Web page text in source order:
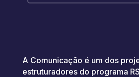
A Comunicação é um dos
estruturadores do programa